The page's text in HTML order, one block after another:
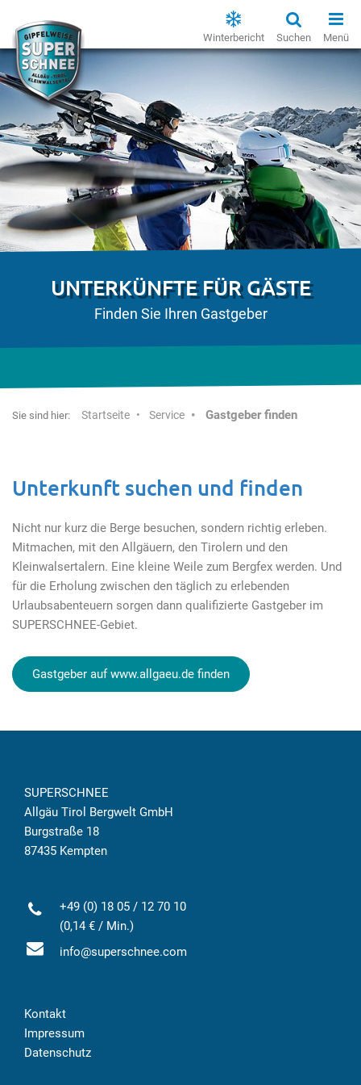
Menü
Suchen
Winterbericht
UNTERKÜNFTE FÜR GÄSTE
Finden Sie Ihren Gastgeber
Sie sind hier: Startseite Service Gastgeber finden
Unterkunft suchen und finden
Nicht nur kurz die Berge besuchen, sondern richtig erleben.
Mitmachen, mit den Allgäuern, den Tirolern und den
Kleinwalsertalern. Eine kleine Weile zum Bergfex werden. Und
für die Erholung zwischen den täglich zu erlebenden
Urlaubsabenteuern sorgen dann qualifizierte Gastgeber im
SUPERSCHNEE-Gebiet.
Gastgeber auf www.allgaeu.de finden
SUPERSCHNEE
Allgäu Tirol Bergwelt GmbH
Burgstraße 18
87435 Kempten
+49 (0) 18 05 / 12 70 10
(0,14 € / Min.)
info@superschnee.com
Kontakt
Impressum
Datenschutz